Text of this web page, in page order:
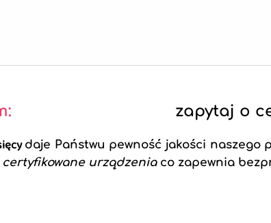
zapytaj o
daje Państwu pewność jakości naszego
certyfikowane urządzenia co zapewnia